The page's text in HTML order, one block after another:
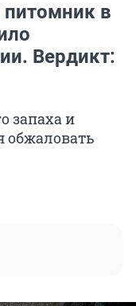
в
Вердикт:
запаха и
обжаловать